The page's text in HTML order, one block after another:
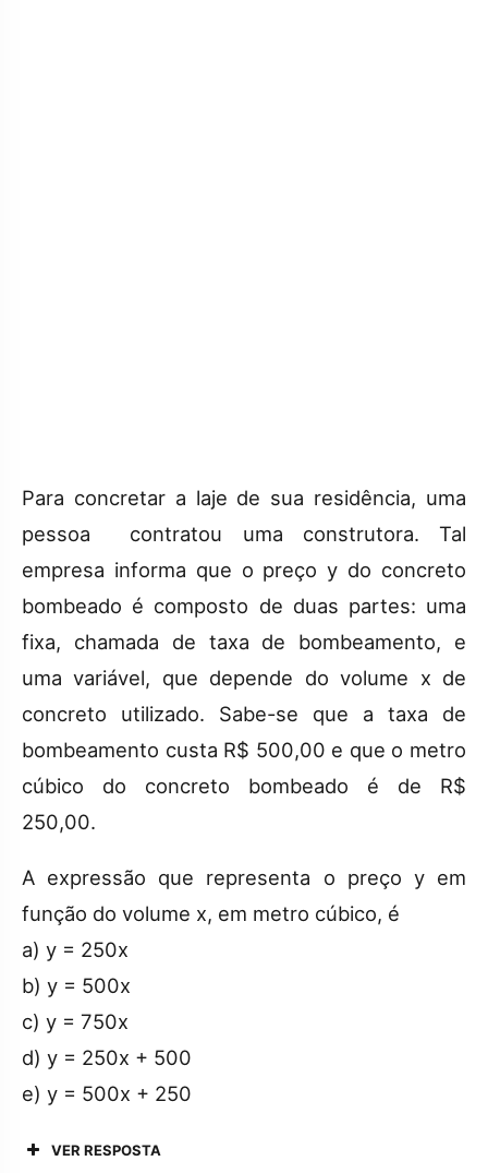
Para concretar a laje de sua residência, uma
pessoa contratou uma construtora. Tal
empresa informa que o preço y do concreto
bombeado é composto de duas partes: uma
fixa, chamada de taxa de bombeamento, e
uma variável, que depende do volume x de
concreto utilizado. Sabe-se que a taxa de
bombeamento custa R$ 500,00 e que o metro
cúbico do concreto bombeado é de R$
250,00.
A expressão que representa o preço y em
função do volume x, em metro cúbico, é
a) y = 250x
b) y = 500x
c) y = 750x
d) y = 250x + 500
e) y = 500x + 250
VER RESPOSTA